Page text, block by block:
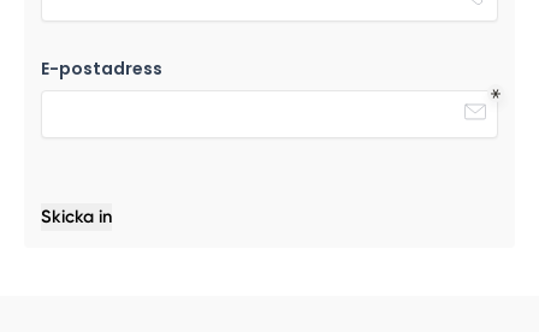
E-postadress
Skicka in